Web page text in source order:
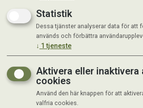
Statistik
Dessa tjänster analyserar data för att
används och förbättra
↓ 1 tjeneste
Aktivera eller inaktivera
cookies
Använd den här knappen för att
valfria cookies.